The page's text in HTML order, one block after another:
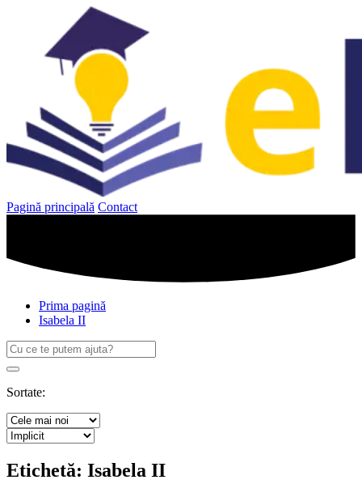
Pagină principală Contact
Prima pagină
Isabela II
Caută
după:
Search
Sortate:
Etichetă: Isabela II